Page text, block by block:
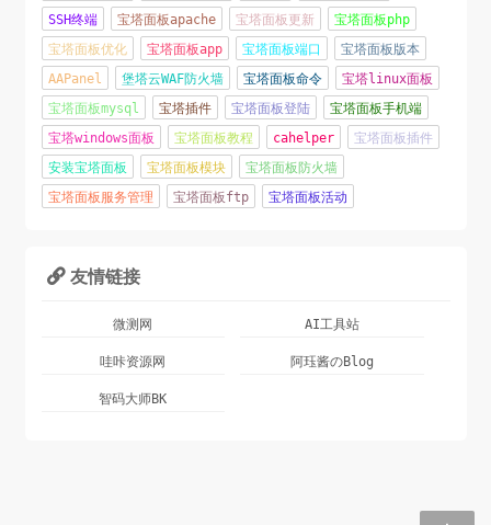
SSH终端
宝塔面板apache 宝塔面板更新
宝塔面板php
宝塔面板优化
宝塔面板app 宝塔面板端口
宝塔面板版本
AAPanel
堡塔云WAF防火墙 宝塔面板命令
宝塔linux面板
宝塔面板mysql
宝塔插件 宝塔面板登陆
宝塔面板手机端
宝塔windows面板
宝塔面板教程 cahelper
宝塔面板插件
安装宝塔面板
宝塔面板模块
宝塔面板防火墙
宝塔面板服务管理
宝塔面板ftp 宝塔面板活动
 友情链接
微测网 AI工具站
哇咔资源网 阿珏酱のBlog
智码大师BK